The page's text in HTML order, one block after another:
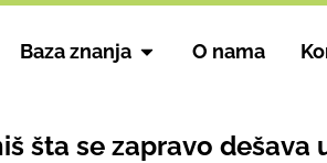
Baza znanja O nama
šta se zapravo